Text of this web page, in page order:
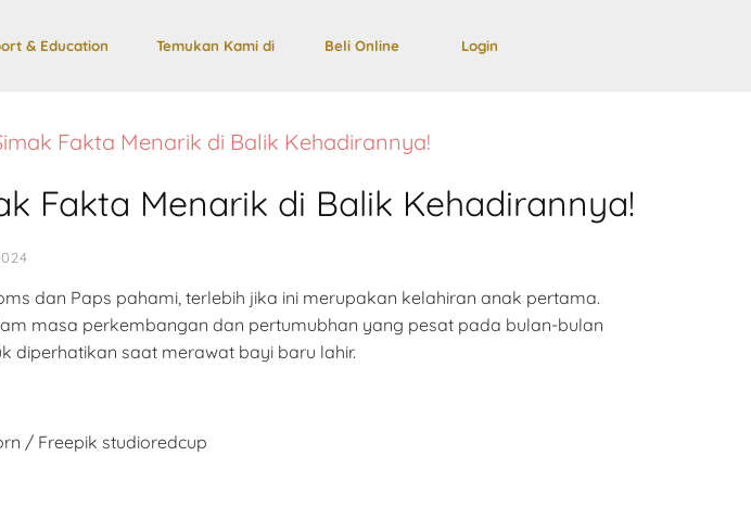
& Education Temukan Kami di Beli Online Login
Fakta Menarik di Balik Kehadirannya!
Fakta Menarik di Balik Kehadirannya!
dan Paps pahami, terlebih jika ini merupakan kelahiran anak pertama.
masa perkembangan dan pertumubhan yang pesat pada bulan-bulan
diperhatikan saat merawat bayi baru lahir.
/ Freepik studioredcup